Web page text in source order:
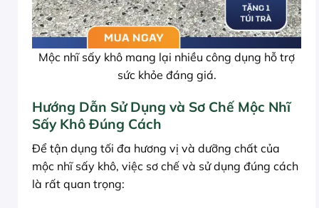
Mộc nhĩ sấy khô mang lại nhiều công dụng hỗ trợ
sức khỏe đáng giá.
Hướng Dẫn Sử Dụng và Sơ Chế Mộc Nhĩ
Sấy Khô Đúng Cách
Để tận dụng tối đa hương vị và dưỡng chất của
mộc nhĩ sấy khô, việc sơ chế và sử dụng đúng cách
là rất quan trọng: